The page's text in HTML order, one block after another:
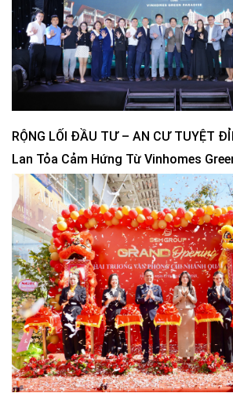
RỘNG LỐI ĐẦU TƯ – AN CƯ TUYỆT
Lan Tỏa Cảm Hứng Từ Vinhomes